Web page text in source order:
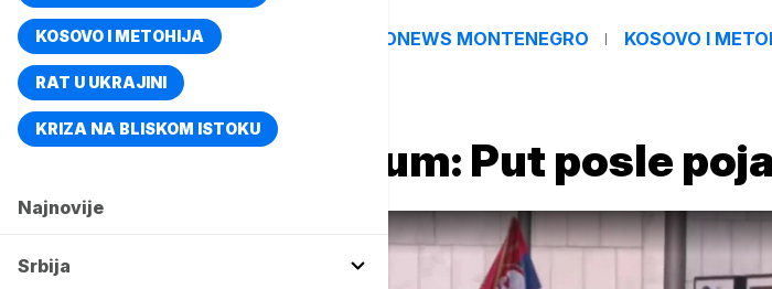
KOSOVO I METOHIJA
RAT U UKRAJINI
KRIZA NA BLISKOM ISTOKU
Najnovije
Srbija
TOP TAGOVI EURONEWS MONTENEGRO KOSOVO I
Naslovna Srbija
Euronews Plenum: Put posle